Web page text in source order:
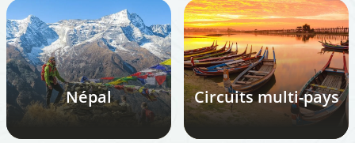
Népal Circuits multi-pays